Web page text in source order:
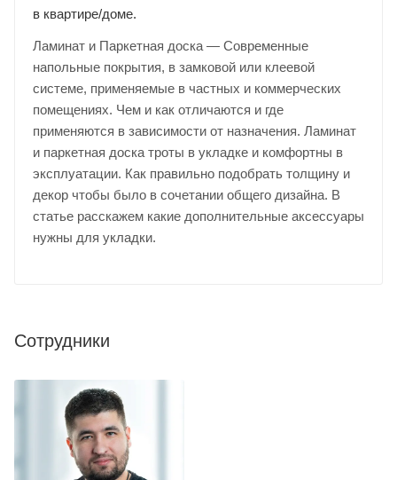
в квартире/доме.
Ламинат и Паркетная доска — Современные
напольные покрытия, в замковой или клеевой
системе, применяемые в частных и коммерческих
помещениях. Чем и как отличаются и где
применяются в зависимости от назначения. Ламинат
и паркетная доска троты в укладке и комфортны в
эксплуатации. Как правильно подобрать толщину и
декор чтобы было в сочетании общего дизайна. В
статье расскажем какие дополнительные аксессуары
нужны для укладки.
Сотрудники